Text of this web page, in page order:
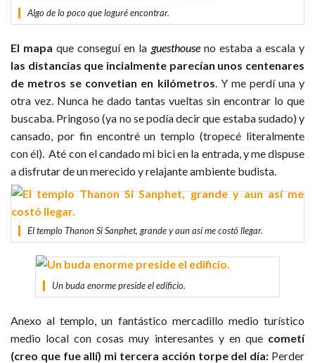
Algo de lo poco que loguré encontrar.
El mapa que conseguí en la guesthouseno estaba a escala y
las distancias que incialmente parecían unos centenares
de metros se convetian en kilómetros. Y me perdí una y
otra vez. Nunca he dado tantas vueltas sin encontrar lo que
buscaba. Pringoso (ya no se podía decir que estaba sudado) y
cansado, por fin encontré un templo (tropecé literalmente
con él). Até con el candado mi bici en la entrada, y me dispuse
a disfrutar de un merecido y relajante ambiente budista.
El templo Thanon Si Sanphet, grande y aun así me costó llegar.
Un buda enorme preside el edificio.
Anexo al templo, un fantástico mercadillo medio turístico
medio local con cosas muy interesantes y en que cometí
(creo que fue allí) mi tercera acción torpe del día: Perder